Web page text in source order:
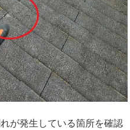
が発生している箇所を確認